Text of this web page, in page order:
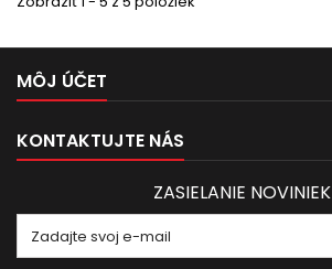
MÔJ ÚČET
KONTAKTUJTE NÁS
ZASIELANIE NOVINIEK